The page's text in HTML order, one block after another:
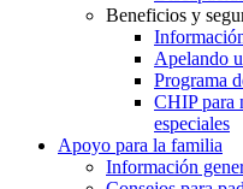
Beneficios y
Apelando
Programa
CHIP para
especiales
Apoyo para la familia
Información